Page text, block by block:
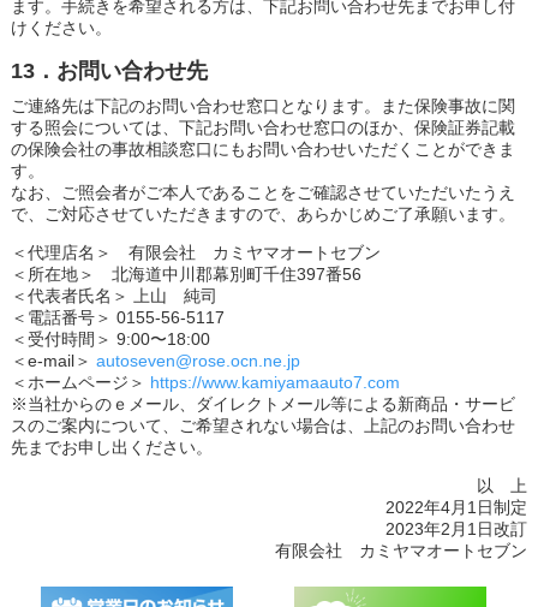
ます。手続きを希望される方は、下記お問い合わせ先までお申し付
けください。
13．お問い合わせ先
ご連絡先は下記のお問い合わせ窓口となります。また保険事故に関
する照会については、下記お問い合わせ窓口のほか、保険証券記載
の保険会社の事故相談窓口にもお問い合わせいただくことができま
す。
なお、ご照会者がご本人であることをご確認させていただいたうえ
で、ご対応させていただきますので、あらかじめご了承願います。
＜代理店名＞ 有限会社 カミヤマオートセブン
＜所在地＞ 北海道中川郡幕別町千住397番56
＜代表者氏名＞ 上山 純司
＜電話番号＞ 0155-56-5117
＜受付時間＞ 9:00〜18:00
＜e-mail＞ autoseven@rose.ocn.ne.jp
＜ホームページ＞ https://www.kamiyamaauto7.com
※当社からのｅメール、ダイレクトメール等による新商品・サービ
スのご案内について、ご希望されない場合は、上記のお問い合わせ
先までお申し出ください。
以 上
2022年4月1日制定
2023年2月1日改訂
有限会社 カミヤマオートセブン